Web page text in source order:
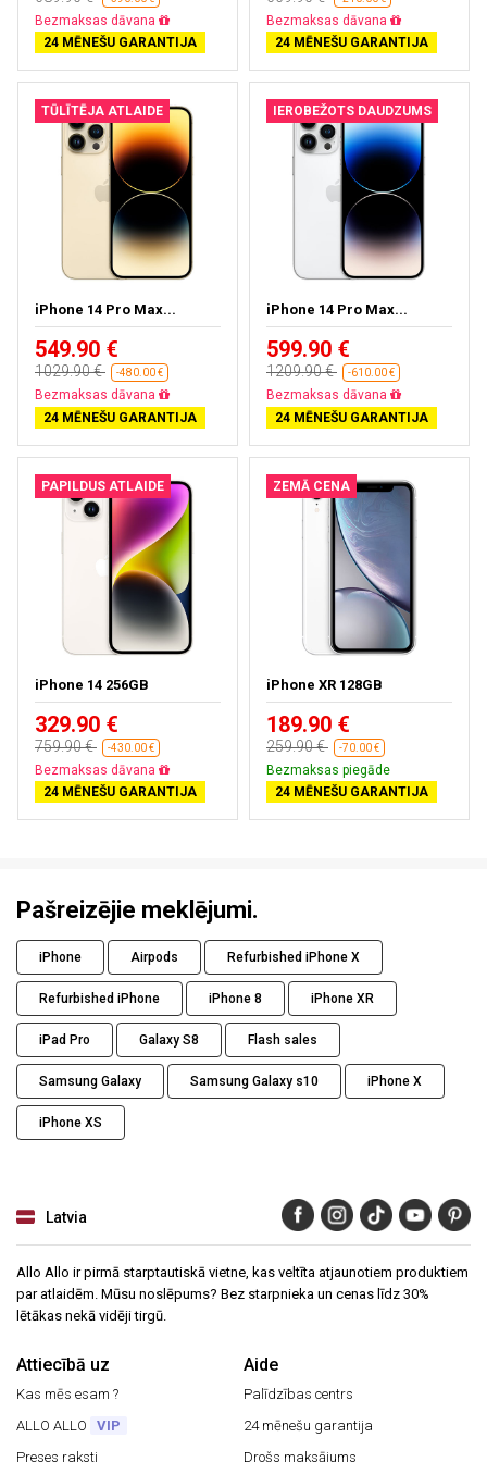
Bezmaksas dāvana
24 MĒNEŠU GARANTIJA
Bezmaksas dāvana
24 MĒNEŠU GARANTIJA
TŪLĪTĒJA ATLAIDE
iPhone 14 Pro Max...
549.90 €
1029.90 € -480.00 €
Bezmaksas dāvana
24 MĒNEŠU GARANTIJA
IEROBEŽOTS DAUDZUMS
iPhone 14 Pro Max...
599.90 €
1209.90 € -610.00 €
Bezmaksas dāvana
24 MĒNEŠU GARANTIJA
PAPILDUS ATLAIDE
iPhone 14 256GB
329.90 €
759.90 € -430.00 €
Bezmaksas dāvana
24 MĒNEŠU GARANTIJA
ZEMĀ CENA
iPhone XR 128GB
189.90 €
259.90 € -70.00 €
Bezmaksas piegāde
24 MĒNEŠU GARANTIJA
Pašreizējie meklējumi.
iPhone Airpods Refurbished iPhone X
Refurbished iPhone iPhone 8 iPhone XR
iPad Pro Galaxy S8 Flash sales
Samsung Galaxy Samsung Galaxy s10 iPhone X
iPhone XS
Latvia
Allo Allo ir pirmā starptautiskā vietne, kas veltīta atjaunotiem produktiem
par atlaidēm. Mūsu noslēpums? Bez starpnieka un cenas līdz 30%
lētākas nekā vidēji tirgū.
Attiecībā uz
Kas mēs esam ?
ALLO ALLO
VIP
Preses raksti
Aide
Palīdzības centrs
24 mēnešu garantija
Drošs maksājums